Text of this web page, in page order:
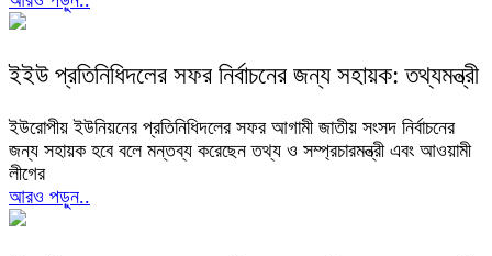
ইইউ প্রতিনিধিদলের সফর নির্বাচনের জন্য সহায়ক: তথ্যমন্ত্রী
ইউরোপীয় ইউনিয়নের প্রতিনিধিদলের সফর আগামী জাতীয় সংসদ নির্বাচনের
জন্য সহায়ক হবে বলে মন্তব্য করেছেন তথ্য ও সম্প্রচারমন্ত্রী এবং আওয়ামী
লীগের
আরও পড়ুন..